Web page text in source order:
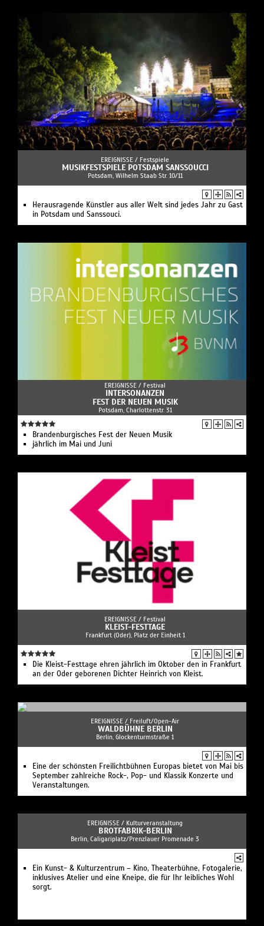
EREIGNISSE / Festspiele
MUSIKFESTSPIELE POTSDAM SANSSOUCCI
Potsdam, Wilhelm Staab Str. 10/11
Herausragende Künstler aus aller Welt sind jedes Jahr zu Gast
in Potsdam und Sanssouci.
EREIGNISSE / Festival
INTERSONANZEN
FEST DER NEUEN MUSIK
Potsdam, Charlottenstr. 31
Brandenburgisches Fest der Neuen Musik
jährlich im Mai und Juni
EREIGNISSE / Festival
KLEIST-FESTTAGE
Frankfurt (Oder), Platz der Einheit 1
Die Kleist-Festtage ehren jährlich im Oktober den in Frankfurt
an der Oder geborenen Dichter Heinrich von Kleist.
EREIGNISSE / Freiluft/Open-Air
WALDBÜHNE BERLIN
Berlin, Glockenturmstraße 1
Eine der schönsten Freilichtbühnen Europas bietet von Mai bis
September zahlreiche Rock-, Pop- und Klassik Konzerte und
Veranstaltungen.
EREIGNISSE / Kulturveranstaltung
BROTFABRIK-BERLIN
Berlin, Caligariplatz/Prenzlauer Promenade 3
Ein Kunst- & Kulturzentrum – Kino, Theaterbühne, Fotogalerie,
inklusives Atelier und eine Kneipe, die für Ihr leibliches Wohl
sorgt.